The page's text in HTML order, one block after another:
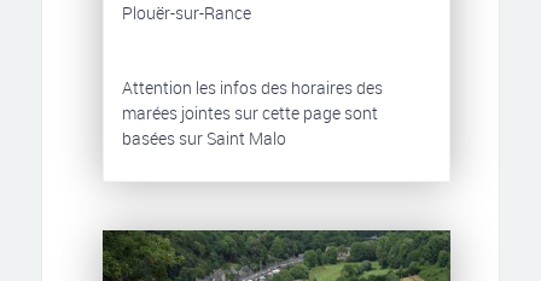
Plouër-sur-Rance
Attention les infos des horaires des
marées jointes sur cette page sont
basées sur Saint Malo